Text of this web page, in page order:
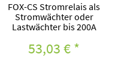
FOX-CS Stromrelais als
Stromwächter oder
Lastwächter bis 200A
53,03 €*